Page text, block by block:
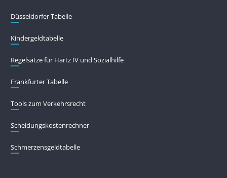
Düsseldorfer Tabelle
Kindergeldtabelle
Regelsätze für Hartz IV und Sozialhilfe
Frankfurter Tabelle
Tools zum Verkehrsrecht
Scheidungskostenrechner
Schmerzensgeldtabelle